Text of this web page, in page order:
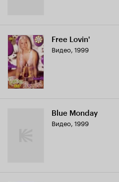
Free Lovin'
Видео, 1999
Blue Monday
Видео, 1999